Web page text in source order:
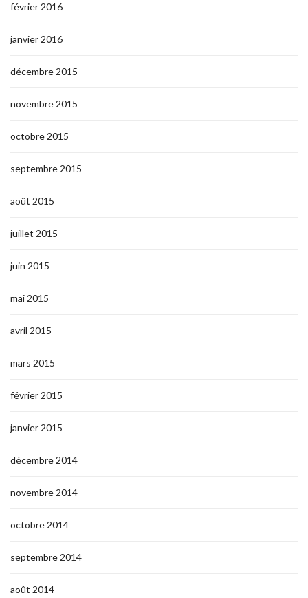
février 2016
janvier 2016
décembre 2015
novembre 2015
octobre 2015
septembre 2015
août 2015
juillet 2015
juin 2015
mai 2015
avril 2015
mars 2015
février 2015
janvier 2015
décembre 2014
novembre 2014
octobre 2014
septembre 2014
août 2014